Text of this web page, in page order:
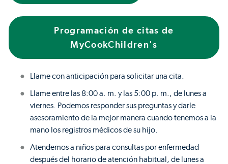
Programación de citas de
MyCookChildren's
Llame con anticipación para solicitar una cita.
Llame entre las 8:00 a. m. y las 5:00 p. m., de lunes a
viernes. Podemos responder sus preguntas y darle
asesoramiento de la mejor manera cuando tenemos a la
mano los registros médicos de su hijo.
Atendemos a niños para consultas por enfermedad
después del horario de atención habitual, de lunes a